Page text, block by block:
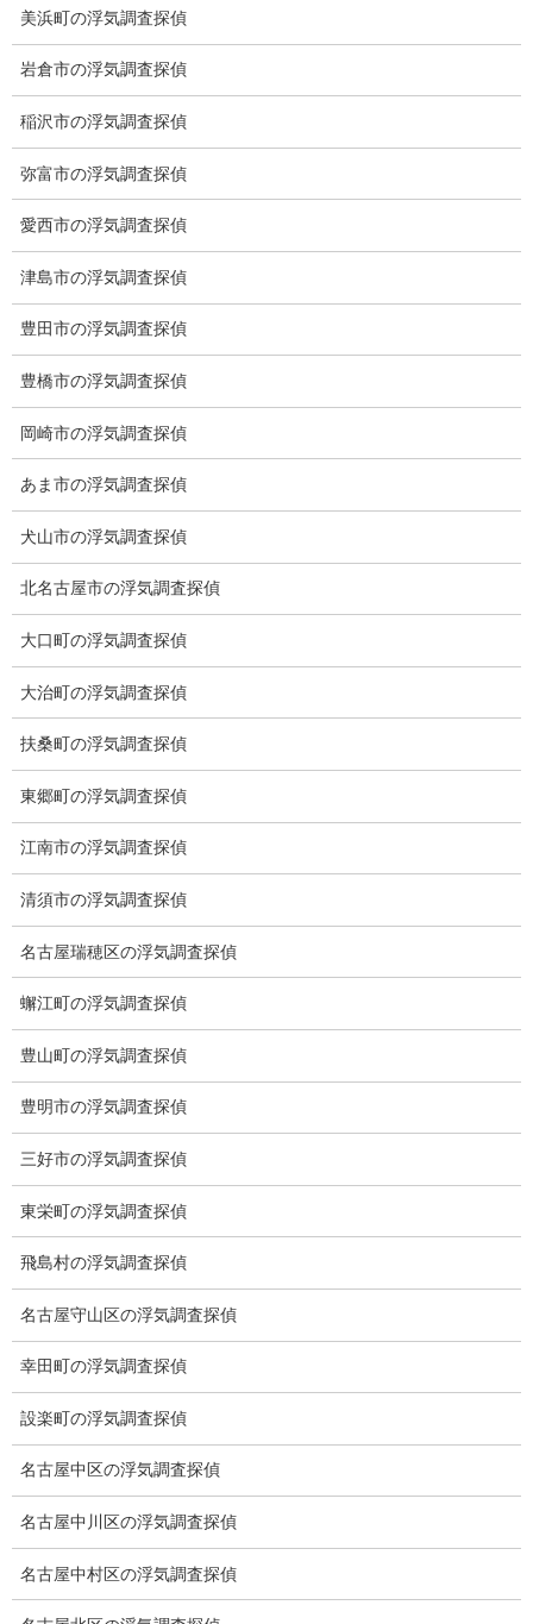
お願いいたします。
ブログ (496)
お知らせ (1)
トップ
ご挨拶
システム
クーリング・オフ
ワンストップサービス
アフターフォロー
ミライリサーチのお約束
当社のこだわり
契約後の安心と信頼
顧問弁護士のご案内
委任契約
低料金の理由
探偵
探偵を本業
調査機器
探偵の資格
弁護士紹介
浮気調査
GPS検索調査
GPS調査
美浜町の浮気調査探偵
岩倉市の浮気調査探偵
稲沢市の浮気調査探偵
弥富市の浮気調査探偵
愛西市の浮気調査探偵
津島市の浮気調査探偵
豊田市の浮気調査探偵
豊橋市の浮気調査探偵
岡崎市の浮気調査探偵
あま市の浮気調査探偵
犬山市の浮気調査探偵
北名古屋市の浮気調査探偵
大口町の浮気調査探偵
大治町の浮気調査探偵
扶桑町の浮気調査探偵
東郷町の浮気調査探偵
江南市の浮気調査探偵
清須市の浮気調査探偵
名古屋瑞穂区の浮気調査探偵
蠏江町の浮気調査探偵
豊山町の浮気調査探偵
豊明市の浮気調査探偵
三好市の浮気調査探偵
東栄町の浮気調査探偵
飛島村の浮気調査探偵
名古屋守山区の浮気調査探偵
幸田町の浮気調査探偵
設楽町の浮気調査探偵
名古屋中区の浮気調査探偵
名古屋中川区の浮気調査探偵
名古屋中村区の浮気調査探偵